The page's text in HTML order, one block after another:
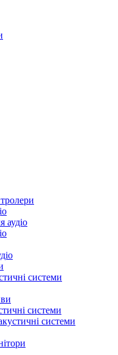
аудіо
системи
системи
системи